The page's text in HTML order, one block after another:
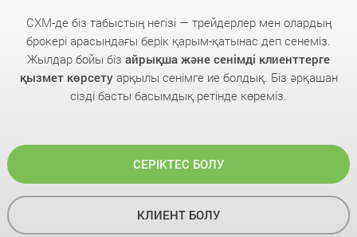
CXM-де біз табыстың негізі — трейдерлер мен олардың
брокері арасындағы берік қарым-қатынас деп сенеміз.
Жылдар бойы біз айрықша және сенімді клиенттерге
қызмет көрсетуарқылы сенімге ие болдық. Біз әрқашан
сізді басты басымдық ретінде көреміз.
СЕРІКТЕС БОЛУ
КЛИЕНТ БОЛУ